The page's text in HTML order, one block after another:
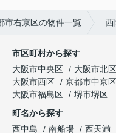
市右京区の物件一覧 西
市区町村から探す
大阪市中央区
大阪市北区
大阪市西区
京都市中京区
大阪市福島区
堺市堺区
町名から探す
西中島
南船場 西天満